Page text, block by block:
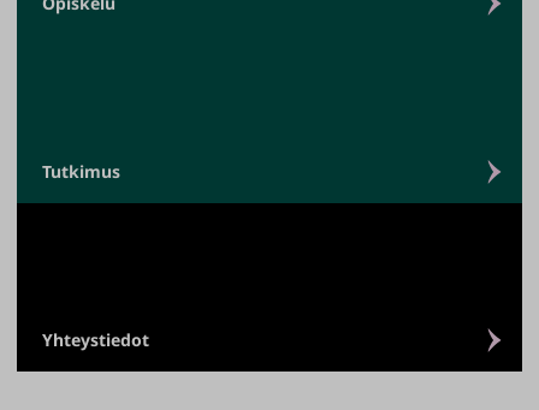
Tutkimus
Yhteystiedot